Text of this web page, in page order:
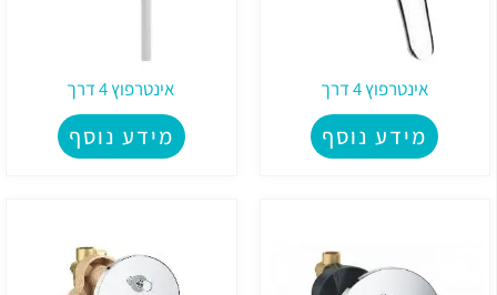
אינטרפוץ 4 דרך
מידע נוסף
אינטרפוץ 4 דרך
מידע נוסף